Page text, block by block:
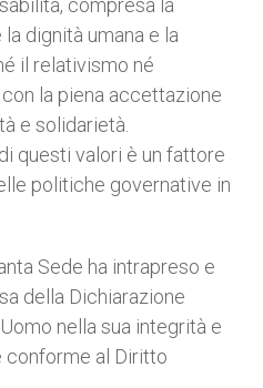
compresa la
dignità umana e la
il relativismo né
la piena accettazione
e solidarietà.
questi valori è un fattore
politiche governative in
Sede ha intrapreso e
della Dichiarazione
nella sua integrità e
conforme al Diritto